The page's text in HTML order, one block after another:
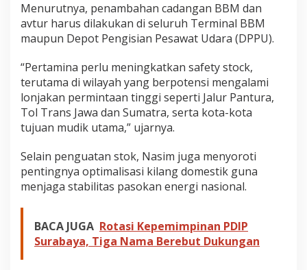
Menurutnya, penambahan cadangan BBM dan
avtur harus dilakukan di seluruh Terminal BBM
maupun Depot Pengisian Pesawat Udara (DPPU).
“Pertamina perlu meningkatkan safety stock,
terutama di wilayah yang berpotensi mengalami
lonjakan permintaan tinggi seperti Jalur Pantura,
Tol Trans Jawa dan Sumatra, serta kota-kota
tujuan mudik utama,” ujarnya.
Selain penguatan stok, Nasim juga menyoroti
pentingnya optimalisasi kilang domestik guna
menjaga stabilitas pasokan energi nasional.
BACA JUGA Rotasi Kepemimpinan PDIP
Surabaya, Tiga Nama Berebut Dukungan